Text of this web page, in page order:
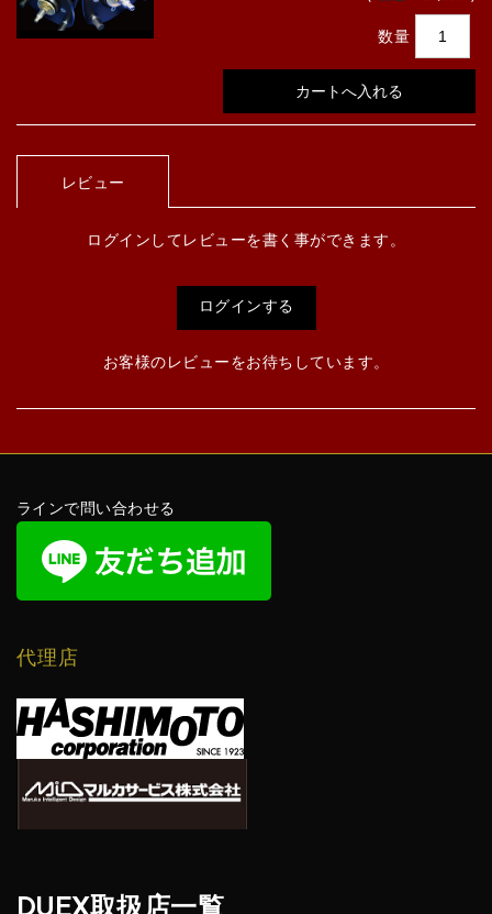
数量
レビュー
ログインしてレビューを書く事ができます。
ログインする
お客様のレビューをお待ちしています。
ラインで問い合わせる
代理店